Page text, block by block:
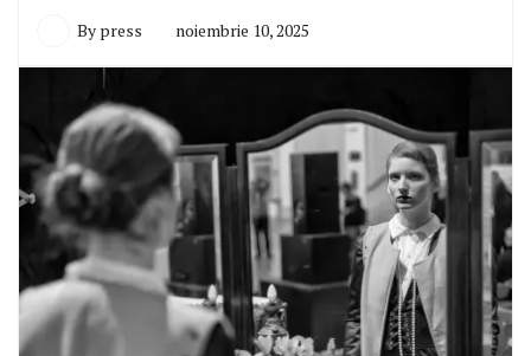
By press noiembrie 10, 2025